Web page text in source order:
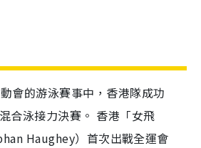
會的游泳賽事中，香港隊成功
合泳接力決賽。 香港「女飛
Haughey）首次出戰全運會